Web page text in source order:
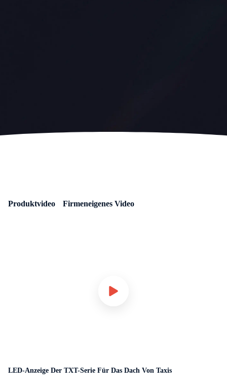
Produktvideo Firmeneigenes Video
LED-Anzeige Der TXT-Serie Für Das Dach Von Taxis